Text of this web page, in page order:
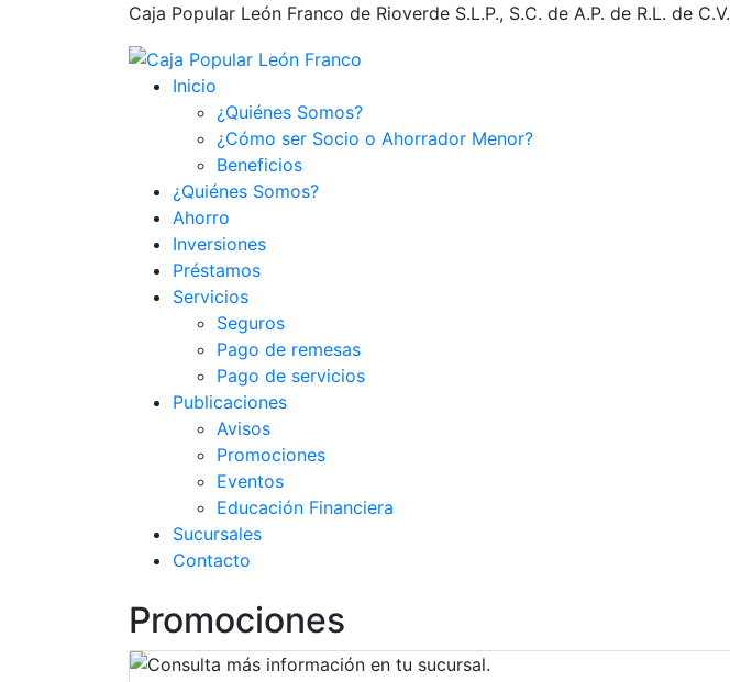
Caja Popular León Franco de Rioverde S.L.P., S.C. de A.P. de R.L. de C.V.
Inicio
¿Quiénes Somos?
¿Cómo ser Socio o Ahorrador Menor?
Beneficios
¿Quiénes Somos?
Ahorro
Inversiones
Préstamos
Servicios
Seguros
Pago de remesas
Pago de servicios
Publicaciones
Avisos
Promociones
Eventos
Educación Financiera
Sucursales
Contacto
Promociones